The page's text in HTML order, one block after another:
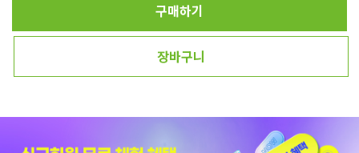
구매하기
장바구니